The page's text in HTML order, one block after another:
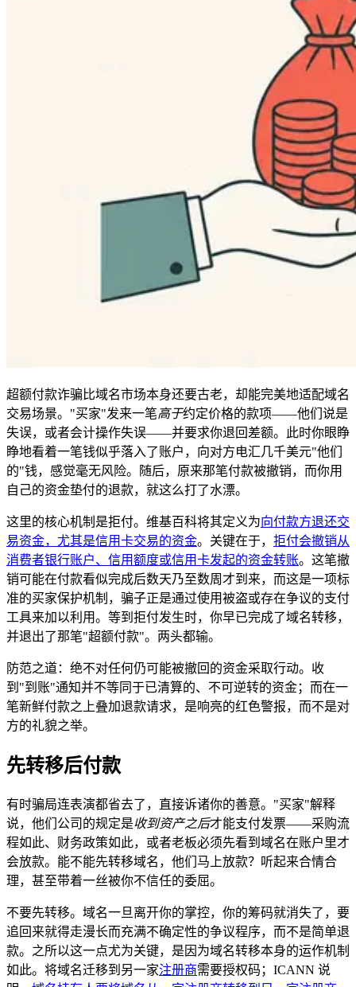
超额付款诈骗比域名市场本身还要古老，却能完美地适配域名
交易场景。"买家"发来一笔高于约定价格的款项——他们说是
失误，或者会计操作失误——并要求你退回差额。此时你眼睁
睁地看着一笔钱似乎落入了账户，向对方电汇几千美元"他们
的"钱，感觉毫无风险。随后，原来那笔付款被撤销，而你用
自己的资金垫付的退款，就这么打了水漂。
这里的核心机制是拒付。维基百科将其定义为向付款方退还交
易资金，尤其是信用卡交易的资金。关键在于， 拒付会撤销从
消费者银行账户、信用额度或信用卡发起的资金转账。这笔撤
销可能在付款看似完成后数天乃至数周才到来，而这是一项标
准的买家保护机制，骗子正是通过使用被盗或存在争议的支付
工具来加以利用。等到拒付发生时，你早已完成了域名转移，
并退出了那笔"超额付款"。两头都输。
防范之道：绝不对任何仍可能被撤回的资金采取行动。收
到"到账"通知并不等同于已清算的、不可逆转的资金；而在一
笔新鲜付款之上叠加退款请求，是响亮的红色警报，而不是对
方的礼貌之举。
先转移后付款
有时骗局连表演都省去了，直接诉诸你的善意。"买家"解释
说，他们公司的规定是收到资产之后才能支付发票——采购流
程如此、财务政策如此，或者老板必须先看到域名在账户里才
会放款。能不能先转移域名，他们马上放款？听起来合情合
理，甚至带着一丝被你不信任的委屈。
不要先转移。域名一旦离开你的掌控，你的筹码就消失了，要
追回来就得走漫长而充满不确定性的争议程序，而不是简单退
款。之所以这一点尤为关键，是因为域名转移本身的运作机制
如此。将域名迁移到另一家注册商需要授权码；ICANN 说